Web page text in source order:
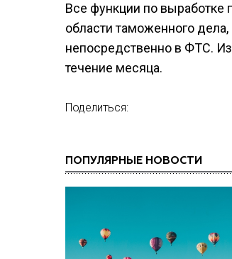
Все функции по выработке
области таможенного
непосредственно в ФТС.
течение месяца.
Поделиться:
ПОПУЛЯРНЫЕ НОВОСТИ